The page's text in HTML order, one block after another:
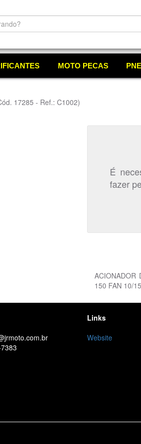
MOTO PECAS
17285 - Ref.: C1002)
É
fazer
ACIONADOR
150 FAN 10/
Links
Website